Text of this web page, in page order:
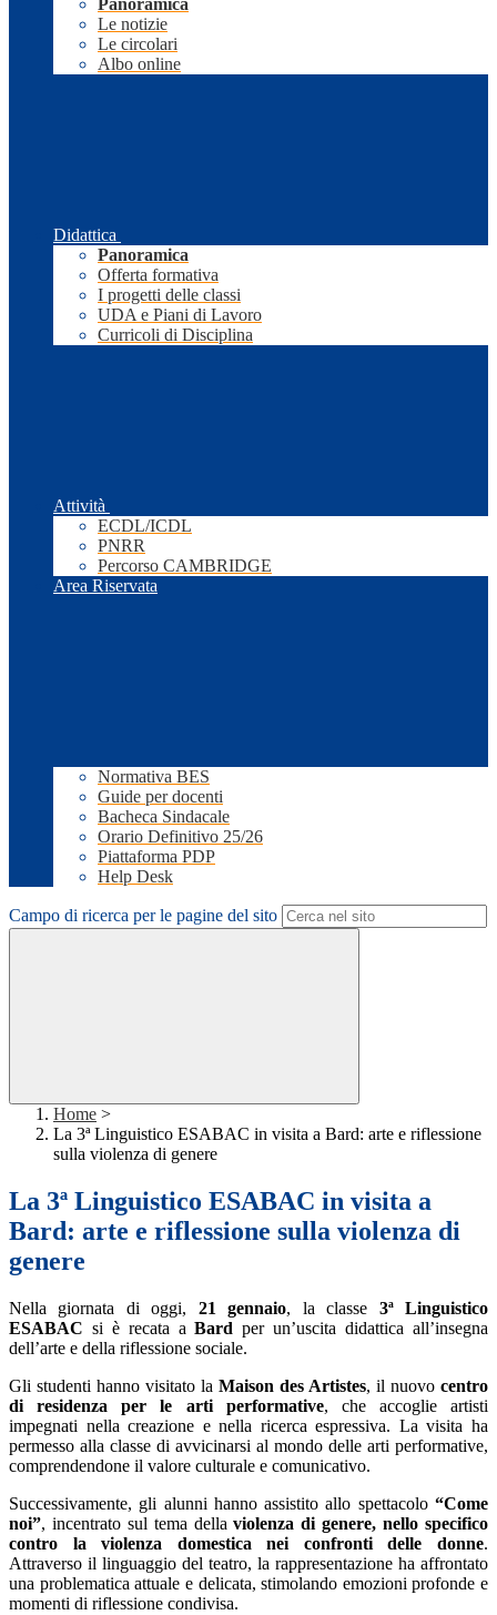
Panoramica
Le notizie
Le circolari
Albo online
Didattica
Panoramica
Offerta formativa
I progetti delle classi
UDA e Piani di Lavoro
Curricoli di Disciplina
Attività
ECDL/ICDL
PNRR
Percorso CAMBRIDGE
Area Riservata
Normativa BES
Guide per docenti
Bacheca Sindacale
Orario Definitivo 25/26
Piattaforma PDP
Help Desk
Campo di ricerca per le pagine del sito
Home >
La 3ª Linguistico ESABAC in visita a Bard: arte e riflessione
sulla violenza di genere
La 3ª Linguistico ESABAC in visita a
Bard: arte e riflessione sulla violenza di
genere
Nella giornata di oggi, 21 gennaio, la classe 3ª Linguistico
ESABAC si è recata aBard per un’uscita didattica all’insegna
dell’arte e della riflessione sociale.
Gli studenti hanno visitato la Maison des Artistes, il nuovo centro
di residenza per le arti performative, che accoglie artisti
impegnati nella creazione e nella ricerca espressiva. La visita ha
permesso alla classe di avvicinarsi al mondo delle arti performative,
comprendendone il valore culturale e comunicativo.
Successivamente, gli alunni hanno assistito allo spettacolo “Come
noi”, incentrato sul tema dellaviolenza di genere, nello specifico
contro la violenza domestica nei confronti delle donne.
Attraverso il linguaggio del teatro, la rappresentazione ha affrontato
una problematica attuale e delicata, stimolando emozioni profonde e
momenti di riflessione condivisa.